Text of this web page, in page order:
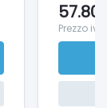
57.80
Prezzo